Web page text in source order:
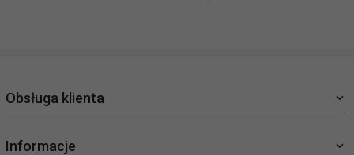
Obsługa klienta
Informacje